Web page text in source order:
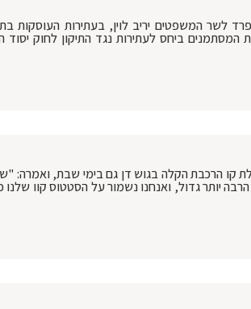
לשר המשפטים יריב לוין, בעתירות העוסקות
המסתמנים ביחס לעתירות נגד התיקון לחוק
קו הרכבת הקלה בגוש דן גם בימי שבת, ואמרה:
יותר גדול, ואנחנו נשמור על הסטטוס קוו שלנו